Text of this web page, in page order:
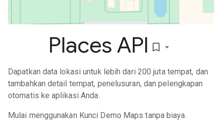
Places API bookmark_border
Dapatkan data lokasi untuk lebih dari 200 juta tempat, dan
tambahkan detail tempat, penelusuran, dan pelengkapan
otomatis ke aplikasi Anda.
Mulai menggunakan Kunci Demo Maps tanpa biaya.